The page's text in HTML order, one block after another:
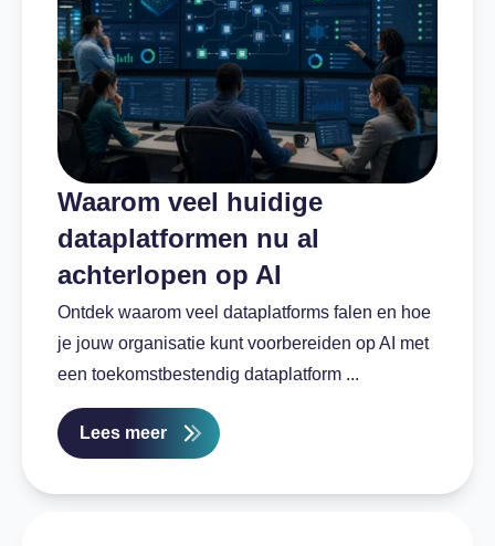
Waarom veel huidige
dataplatformen nu al
achterlopen op AI
Ontdek waarom veel dataplatforms falen en hoe
je jouw organisatie kunt voorbereiden op AI met
een toekomstbestendig dataplatform ...
Lees meer